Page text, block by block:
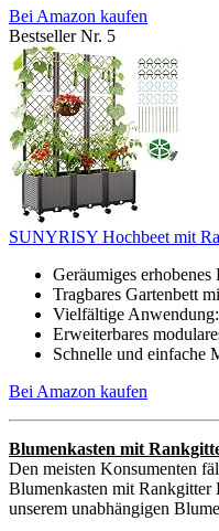
Bei Amazon kaufen
Bestseller Nr. 5
SUNYRISY Hochbeet mit
Geräumiges
Tragbares Gartenbett
Vielfältige
Erweiterbares
Schnelle und einfache
Bei Amazon kaufen
Blumenkasten mit
Den meisten Konsumenten
Blumenkasten mit Rankgitter
unserem unabhängigen